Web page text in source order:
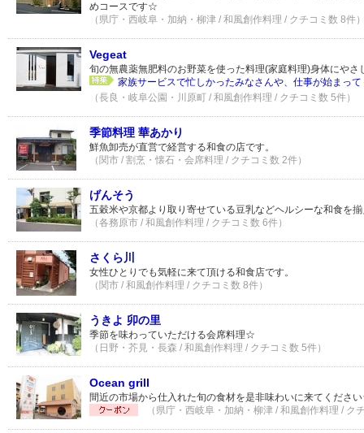
めコースです☆
（県庁・西岐阜・加納・柳津 / 和風創作料理 / クチコミ数 8件
Vegeat
旬の無農薬無肥料のお野菜を使った料理(家庭料理)身体にや
家族サービスで忙しかったみなさんや、仕事が始まっ
（長良・岐阜公園・川原町 / 和風創作料理 / クチコミ数 5件）
季節料理 華あかり
鮮魚卸売が直営で経営する和食の店です。
（関市 / 割烹・懐石・会席料理 / クチコミ数 2件）
げんそう
五穀米や京都より取り寄せている豆乳などヘルシーな和食を
（各務原市 / 和風創作料理 / クチコミ数 6件）
さくら川
女性ひとりでも気軽に来て頂ける和食店です。
（関市 / 和風創作料理 / クチコミ数 8件）
うきよ 卯の里
季節を味わっていただける会席料理☆
（日野・芥見・長森 / 和風創作料理 / クチコミ数 5件）
Ocean grill
間近の市場から仕入れた旬の食材を是非味わいに来てくださ
（県庁・西岐阜・加納・柳津 / 和風創作料理 / ク